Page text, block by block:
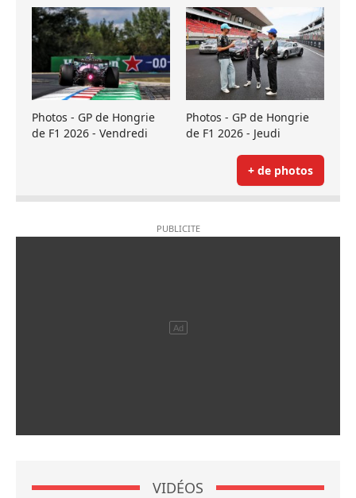
Photos - GP de Hongrie
de F1 2026 - Vendredi
Photos - GP de Hongrie
de F1 2026 - Jeudi
+ de photos
VIDÉOS